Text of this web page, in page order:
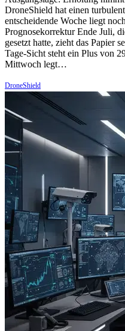
DroneShield hat einen
entscheidende Woche liegt
Prognosekorrektur Ende Juli,
gesetzt hatte, zieht das Papier
Tage-Sicht steht ein Plus von
Mittwoch legt…
DroneShield